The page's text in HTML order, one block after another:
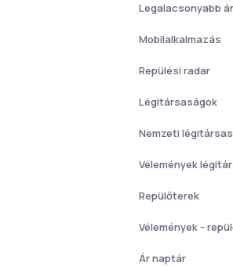
Legalacsonyabb
Mobilalkalmazás
Repülési radar
Légitársaságok
Nemzeti
Vélemények
Repülőterek
Vélemények -
Ár naptár